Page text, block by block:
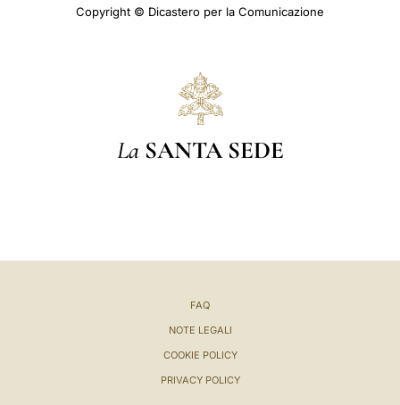
Copyright © Dicastero per la Comunicazione
La SANTA SEDE
FAQ
NOTE LEGALI
COOKIE POLICY
PRIVACY POLICY